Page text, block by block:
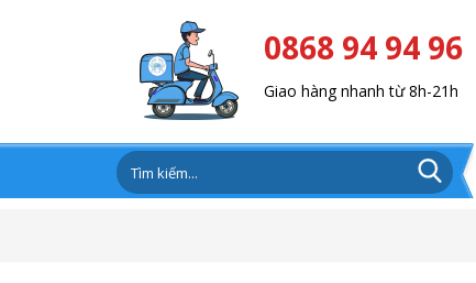
0868 94 94 96
Giao hàng nhanh từ 8h-21h